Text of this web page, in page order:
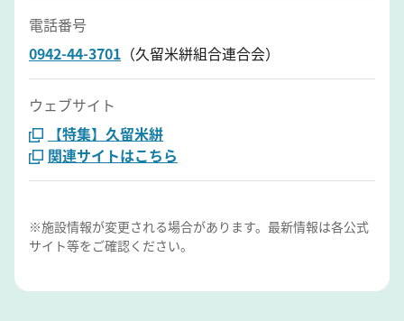
電話番号
0942-44-3701 （久留米絣組合連合会）
ウェブサイト
【特集】久留米絣
関連サイトはこちら
※施設情報が変更される場合があります。最新情報は各公式
サイト等をご確認ください。